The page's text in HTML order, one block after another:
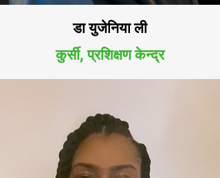
डा युजेनिया ली
कुर्सी, प्रशिक्षण केन्द्र